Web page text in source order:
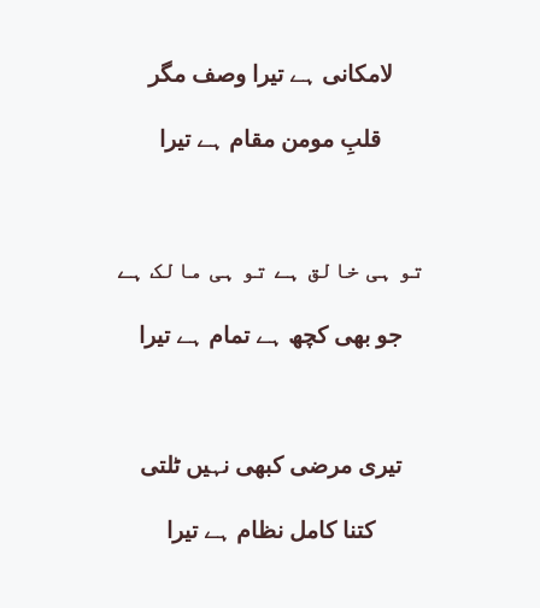
لامکانی ہے تیرا وصف مگر
قلبِ مومن مقام ہے تیرا
تو ہی خالق ہے تو ہی مالک ہے
جو بھی کچھ ہے تمام ہے تیرا
تیری مرضی کبھی نہیں ٹلتی
کتنا کامل نظام ہے تیرا